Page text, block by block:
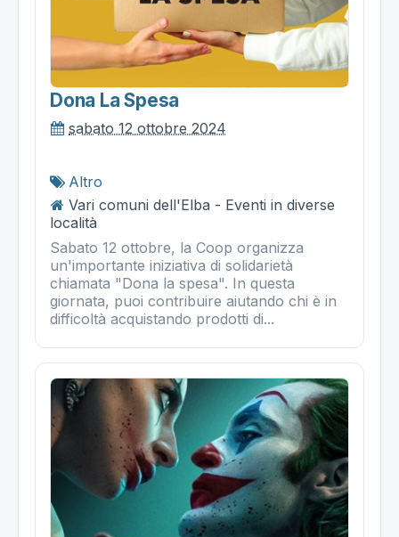
Dona La Spesa
sabato 12 ottobre 2024
Altro
Vari comuni dell'Elba - Eventi in diverse
località
Sabato 12 ottobre, la Coop organizza
un'importante iniziativa di solidarietà
chiamata "Dona la spesa". In questa
giornata, puoi contribuire aiutando chi è in
difficoltà acquistando prodotti di...